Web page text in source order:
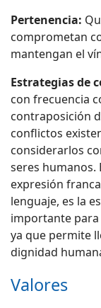
Pertenencia:
comprometan
mantengan el
Estrategias de
con frecuencia
contraposición
conflictos
considerarlos
seres humanos.
expresión
lenguaje, es la
importante para
ya que permite
dignidad
Valores